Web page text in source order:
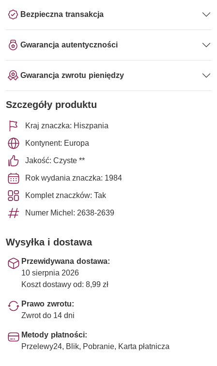
Bezpieczna transakcja
Gwarancja autentyczności
Gwarancja zwrotu pieniędzy
Szczegóły produktu
Kraj znaczka: Hiszpania
Kontynent: Europa
Jakość: Czyste **
Rok wydania znaczka: 1984
Komplet znaczków: Tak
Numer Michel: 2638-2639
Wysyłka i dostawa
Przewidywana dostawa:
10 sierpnia 2026
Koszt dostawy od: 8,99 zł
Prawo zwrotu:
Zwrot do 14 dni
Metody płatności:
Przelewy24, Blik, Pobranie, Karta płatnicza